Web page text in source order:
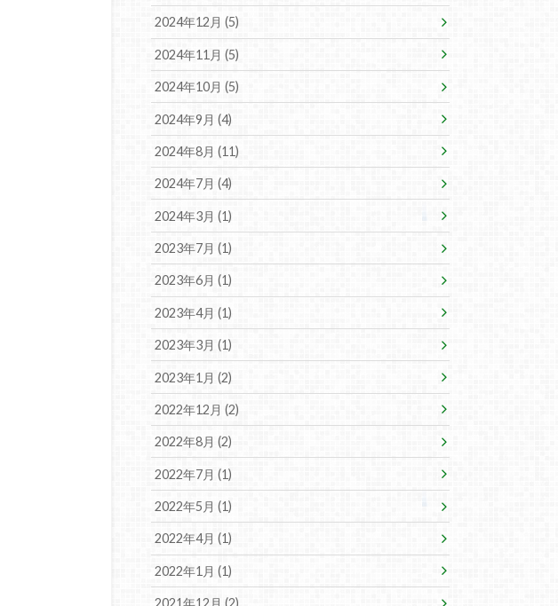
2024年12月 (5)
2024年11月 (5)
2024年10月 (5)
2024年9月 (4)
2024年8月 (11)
2024年7月 (4)
2024年3月 (1)
2023年7月 (1)
2023年6月 (1)
2023年4月 (1)
2023年3月 (1)
2023年1月 (2)
2022年12月 (2)
2022年8月 (2)
2022年7月 (1)
2022年5月 (1)
2022年4月 (1)
2022年1月 (1)